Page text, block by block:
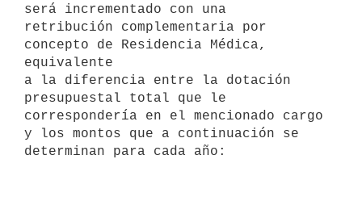
será incrementado con una
retribución complementaria por
concepto de Residencia Médica,
equivalente
a la diferencia entre la dotación
presupuestal total que le
correspondería en el mencionado cargo
y los montos que a continuación se
determinan para cada año: